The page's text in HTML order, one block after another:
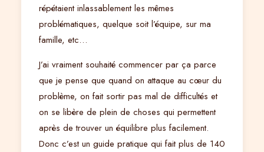
répétaient inlassablement les mêmes
problématiques, quelque soit l’équipe, sur ma
famille, etc…
J’ai vraiment souhaité commencer par ça parce
que je pense que quand on attaque au cœur du
problème, on fait sortir pas mal de difficultés et
on se libère de plein de choses qui permettent
après de trouver un équilibre plus facilement.
Donc c’est un guide pratique qui fait plus de 140